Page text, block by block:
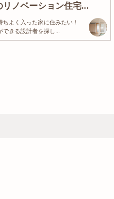
リノベーション住宅...
ちよく入った家に住みたい！
きる設計者を探し...